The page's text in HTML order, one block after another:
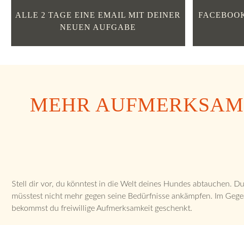
ALLE 2 TAGE EINE EMAIL MIT DEINER
NEUEN AUFGABE
MEHR
Stell dir vor, du könntest in die Welt deines Hundes abtauchen. Du
müsstest nicht mehr gegen seine Bedürfnisse ankämpfen. Im
bekommst du freiwillige Aufmerksamkeit geschenkt.